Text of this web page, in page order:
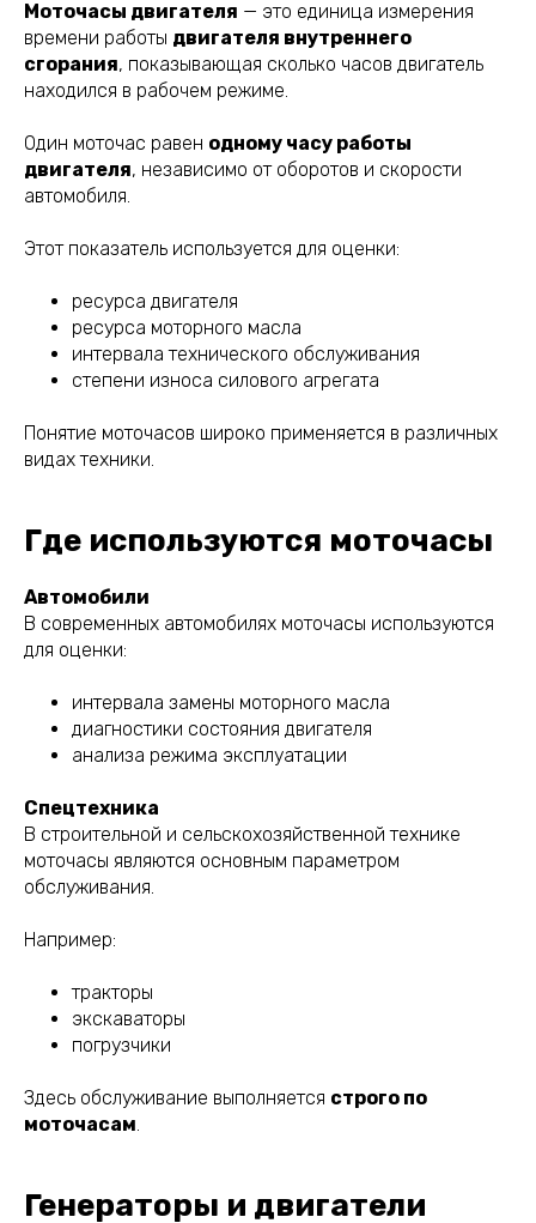
Моточасы двигателя — это единица измерения
времени работы двигателя внутреннего
сгорания, показывающая сколько часов двигатель
находился в рабочем режиме.
Один моточас равен одному часу работы
двигателя, независимо от оборотов и скорости
автомобиля.
Этот показатель используется для оценки:
ресурса двигателя
ресурса моторного масла
интервала технического обслуживания
степени износа силового агрегата
Понятие моточасов широко применяется в различных
видах техники.
Где используются моточасы
Автомобили
В современных автомобилях моточасы используются
для оценки:
интервала замены моторного масла
диагностики состояния двигателя
анализа режима эксплуатации
Спецтехника
В строительной и сельскохозяйственной технике
моточасы являются основным параметром
обслуживания.
Например:
тракторы
экскаваторы
погрузчики
Здесь обслуживание выполняется строго по
моточасам.
Генераторы и двигатели